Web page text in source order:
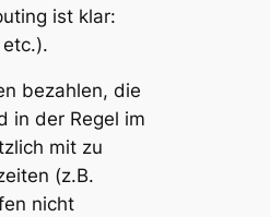
ist klar:
bezahlen, die
in der Regel im
mit zu
(z.B.
nicht